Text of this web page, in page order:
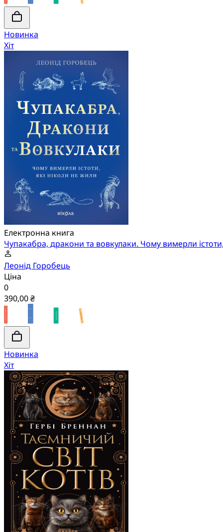
Новинка
Хіт
Електронна книга
Чупакабра, дракони та вовкулаки. Чому вимерли
Леонід Горобець
Ціна
0
390,00 ₴
Новинка
Хіт